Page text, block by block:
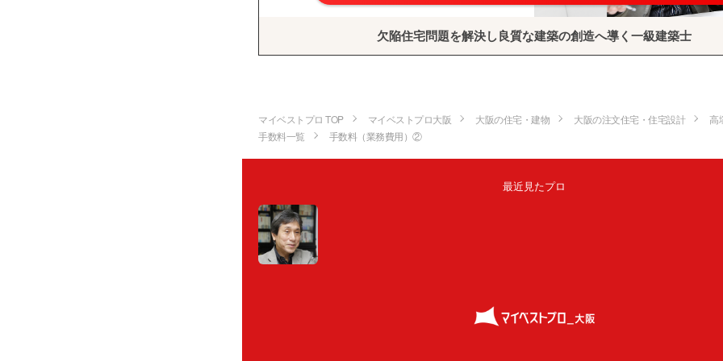
欠陥住宅問題を解決し良質な建築の創造へ導く一級建築士
マイベストプロ TOP マイベストプロ大阪 大阪の住宅・建物 大阪の注文住宅・住宅設計
高
手数料一覧
手数料（業務費用）②
最近見たプロ